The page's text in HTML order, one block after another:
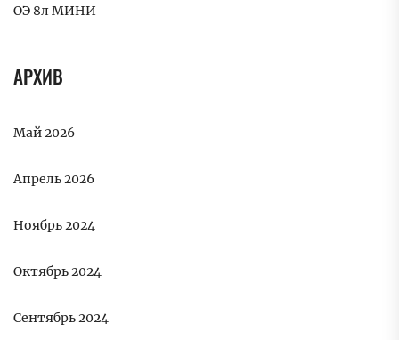
ОЭ 8л МИНИ
АРХИВ
Май 2026
Апрель 2026
Ноябрь 2024
Октябрь 2024
Сентябрь 2024